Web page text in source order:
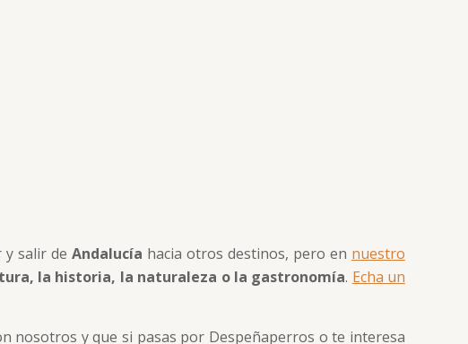
y salir deAndalucía hacia otros destinos, pero en nuestro
la historia, la naturaleza o la gastronomía. Echa un
nosotros y que si pasas por Despeñaperros o te interesa